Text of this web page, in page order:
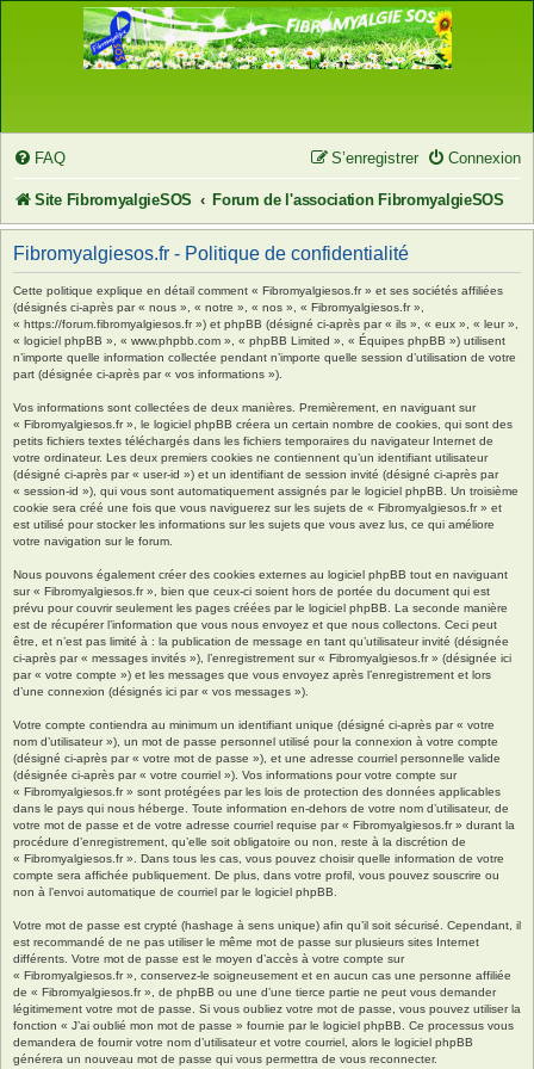
FAQ Connexion
S’enregistrer
Site FibromyalgieSOS Forum de l'association FibromyalgieSOS
Fibromyalgiesos.fr - Politique de confidentialité
Cette politique explique en détail comment « Fibromyalgiesos.fr » et ses sociétés affiliées
(désignés ci-après par « nous », « notre », « nos », « Fibromyalgiesos.fr »,
« https://forum.fibromyalgiesos.fr ») et phpBB (désigné ci-après par « ils », « eux », « leur »,
« logiciel phpBB », « www.phpbb.com », « phpBB Limited », « Équipes phpBB ») utilisent
n’importe quelle information collectée pendant n’importe quelle session d’utilisation de votre
part (désignée ci-après par « vos informations »).
Vos informations sont collectées de deux manières. Premièrement, en naviguant sur
« Fibromyalgiesos.fr », le logiciel phpBB créera un certain nombre de cookies, qui sont des
petits fichiers textes téléchargés dans les fichiers temporaires du navigateur Internet de
votre ordinateur. Les deux premiers cookies ne contiennent qu’un identifiant utilisateur
(désigné ci-après par « user-id ») et un identifiant de session invité (désigné ci-après par
« session-id »), qui vous sont automatiquement assignés par le logiciel phpBB. Un troisième
cookie sera créé une fois que vous naviguerez sur les sujets de « Fibromyalgiesos.fr » et
est utilisé pour stocker les informations sur les sujets que vous avez lus, ce qui améliore
votre navigation sur le forum.
Nous pouvons également créer des cookies externes au logiciel phpBB tout en naviguant
sur « Fibromyalgiesos.fr », bien que ceux-ci soient hors de portée du document qui est
prévu pour couvrir seulement les pages créées par le logiciel phpBB. La seconde manière
est de récupérer l’information que vous nous envoyez et que nous collectons. Ceci peut
être, et n’est pas limité à : la publication de message en tant qu’utilisateur invité (désignée
ci-après par « messages invités »), l’enregistrement sur « Fibromyalgiesos.fr » (désignée ici
par « votre compte ») et les messages que vous envoyez après l’enregistrement et lors
d’une connexion (désignés ici par « vos messages »).
Votre compte contiendra au minimum un identifiant unique (désigné ci-après par « votre
nom d’utilisateur »), un mot de passe personnel utilisé pour la connexion à votre compte
(désigné ci-après par « votre mot de passe »), et une adresse courriel personnelle valide
(désignée ci-après par « votre courriel »). Vos informations pour votre compte sur
« Fibromyalgiesos.fr » sont protégées par les lois de protection des données applicables
dans le pays qui nous héberge. Toute information en-dehors de votre nom d’utilisateur, de
votre mot de passe et de votre adresse courriel requise par « Fibromyalgiesos.fr » durant la
procédure d’enregistrement, qu’elle soit obligatoire ou non, reste à la discrétion de
« Fibromyalgiesos.fr ». Dans tous les cas, vous pouvez choisir quelle information de votre
compte sera affichée publiquement. De plus, dans votre profil, vous pouvez souscrire ou
non à l’envoi automatique de courriel par le logiciel phpBB.
Votre mot de passe est crypté (hashage à sens unique) afin qu’il soit sécurisé. Cependant, il
est recommandé de ne pas utiliser le même mot de passe sur plusieurs sites Internet
différents. Votre mot de passe est le moyen d’accès à votre compte sur
« Fibromyalgiesos.fr », conservez-le soigneusement et en aucun cas une personne affiliée
de « Fibromyalgiesos.fr », de phpBB ou une d’une tierce partie ne peut vous demander
légitimement votre mot de passe. Si vous oubliez votre mot de passe, vous pouvez utiliser la
fonction « J’ai oublié mon mot de passe » fournie par le logiciel phpBB. Ce processus vous
demandera de fournir votre nom d’utilisateur et votre courriel, alors le logiciel phpBB
générera un nouveau mot de passe qui vous permettra de vous reconnecter.